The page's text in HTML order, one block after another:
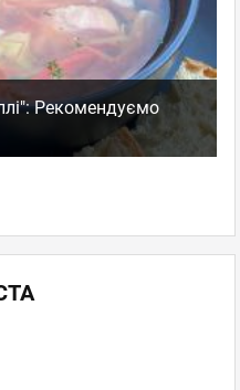
Рекомендуємо